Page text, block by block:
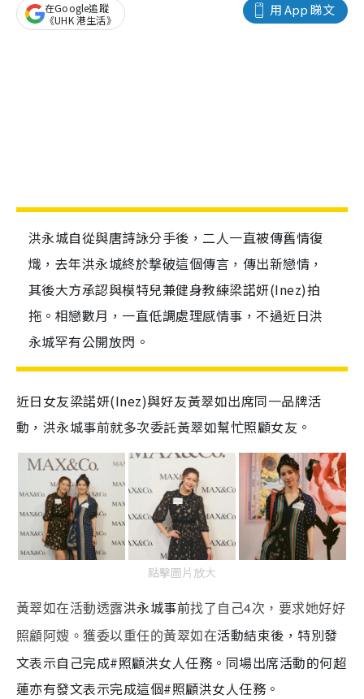
用 App 睇文
在Google追蹤
《UHK 港生活》
洪永城自從與唐詩詠分手後，二人一直被傳舊情復
熾，去年洪永城終於撃破這個傳言，傳出新戀情，
其後大方承認與模特兒兼健身教練梁諾妍(Inez)拍
拖。相戀數月，一直低調處理感情事，不過近日洪
永城罕有公開放閃。
近日女友梁諾妍(Inez)與好友黃翠如出席同一品牌活
動，洪永城事前就多次委託黃翠如幫忙照顧女友。
點擊圖片放大
黃翠如在活動透露洪永城事前找了自己4次，要求她好好
照顧阿嫂。獲委以重任的黃翠如在活動結束後，特別發
文表示自己完成#照顧洪女人任務。同場出席活動的何超
蓮亦有發文表示完成這個#照顧洪女人任務。